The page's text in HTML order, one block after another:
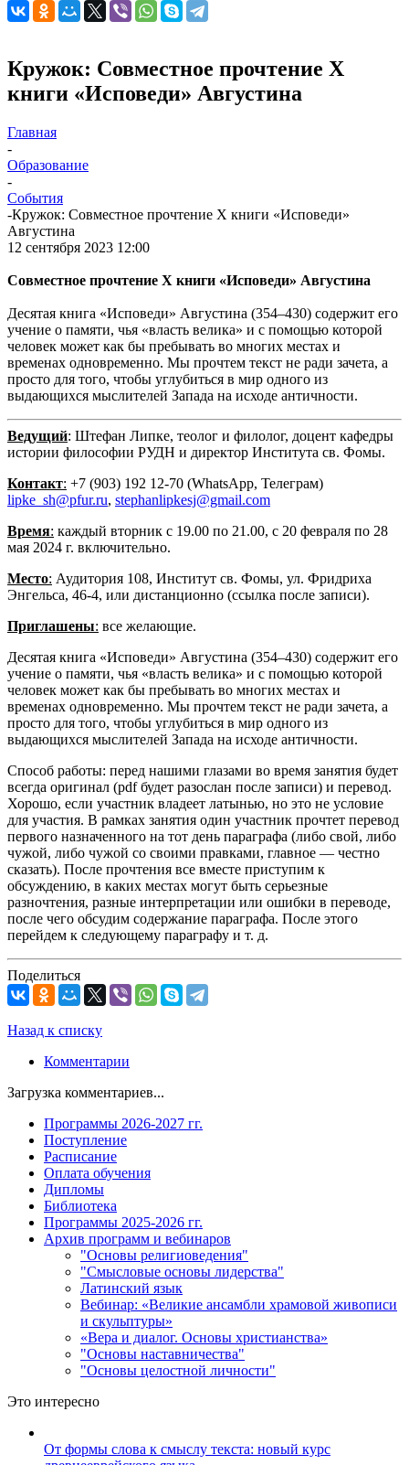
Кружок: Совместное прочтение X
книги «Исповеди» Августина
Главная
-
Образование
-
События
-Кружок: Совместное прочтение X книги «Исповеди»
Августина
12 сентября 2023 12:00
Совместное прочтение X книги «Исповеди» Августина
Десятая книга «Исповеди» Августина (354–430) содержит его
учение о памяти, чья «власть велика» и с помощью которой
человек может как бы пребывать во многих местах и
временах одновременно. Мы прочтем текст не ради зачета, а
просто для того, чтобы углубиться в мир одного из
выдающихся мыслителей Запада на исходе античности.
Ведущий: Штефан Липке, теолог и филолог, доцент кафедры
истории философии РУДН и директор Института св. Фомы.
Контакт: +7 (903) 192 12-70 (WhatsApp, Телеграм)
lipke_sh@pfur.ru, stephanlipkesj@gmail.com
Время: каждый вторник с 19.00 по 21.00, с 20 февраля по 28
мая 2024 г. включительно.
Место: Аудитория 108, Институт св. Фомы, ул. Фридриха
Энгельса, 46-4, или дистанционно (ссылка после записи).
Приглашены: все желающие.
Десятая книга «Исповеди» Августина (354–430) содержит его
учение о памяти, чья «власть велика» и с помощью которой
человек может как бы пребывать во многих местах и
временах одновременно. Мы прочтем текст не ради зачета, а
просто для того, чтобы углубиться в мир одного из
выдающихся мыслителей Запада на исходе античности.
Способ работы: перед нашими глазами во время занятия будет
всегда оригинал (pdf будет разослан после записи) и перевод.
Хорошо, если участник владеет латынью, но это не условие
для участия. В рамках занятия один участник прочтет перевод
первого назначенного на тот день параграфа (либо свой, либо
чужой, либо чужой со своими правками, главное — честно
сказать). После прочтения все вместе приступим к
обсуждению, в каких местах могут быть серьезные
разночтения, разные интерпретации или ошибки в переводе,
после чего обсудим содержание параграфа. После этого
перейдем к следующему параграфу и т. д.
Поделиться
Назад к списку
Комментарии
Загрузка комментариев...
Программы 2026-2027 гг.
Поступление
Расписание
Оплата обучения
Дипломы
Библиотека
Программы 2025-2026 гг.
Архив программ и вебинаров
"Основы религиоведения"
"Смысловые основы лидерства"
Латинский язык
Вебинар: «Великие ансамбли храмовой живописи
и скульптуры»
«Вера и диалог. Основы христианства»
"Основы наставничества"
"Основы целостной личности"
Это интересно
От формы слова к смыслу текста: новый курс